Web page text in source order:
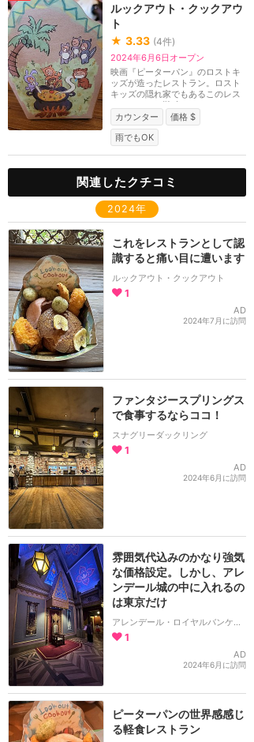
ルックアウト・クックアウ
ト
★ 3.33 (4件)
2024年6月6日オープン
映画『ピーターパン』のロストキ
ッズが造ったレストラン。ロスト
キッズの隠れ家でもあるこのレス
トランには、難破...
カウンター
価格 $
雨でもOK
関連したクチコミ
2024年
これをレストランとして認
識すると痛い目に遭います
ルックアウト・クックアウト
1
AD
2024年7月に訪問
ファンタジースプリングス
で食事するならココ！
スナグリーダックリング
1
AD
2024年6月に訪問
雰囲気代込みのかなり強気
な価格設定。しかし、アレ
ンデール城の中に入れるの
は東京だけ
アレンデール・ロイヤルバンケット
1
AD
2024年6月に訪問
ピーターパンの世界感感じ
る軽食レストラン